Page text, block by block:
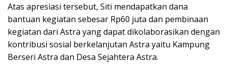
Atas apresiasi tersebut, Siti mendapatkan dana
bantuan kegiatan sebesar Rp60 juta dan pembinaan
kegiatan dari Astra yang dapat dikolaborasikan dengan
kontribusi sosial berkelanjutan Astra yaitu Kampung
Berseri Astra dan Desa Sejahtera Astra.